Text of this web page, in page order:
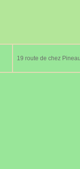
19 route de chez